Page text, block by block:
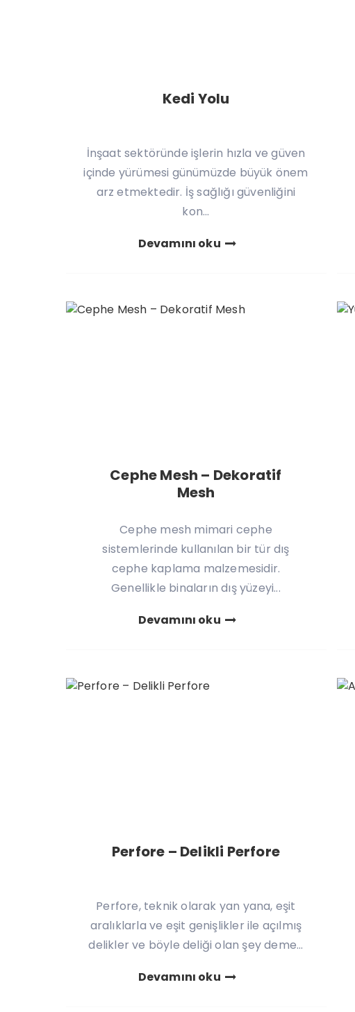
Kedi Yolu
İnşaat sektöründe işlerin hızla ve güven
içinde yürümesi günümüzde büyük önem
arz etmektedir. İş sağlığı güvenliğini
kon...
Devamını oku
Cephe Mesh – Dekoratif
Mesh
Cephe mesh mimari cephe
sistemlerinde kullanılan bir tür dış
cephe kaplama malzemesidir.
Genellikle binaların dış yüzeyi...
Devamını oku
Perfore – Delikli Perfore
Perfore, teknik olarak yan yana, eşit
aralıklarla ve eşit genişlikler ile açılmış
delikler ve böyle deliği olan şey deme...
Devamını oku